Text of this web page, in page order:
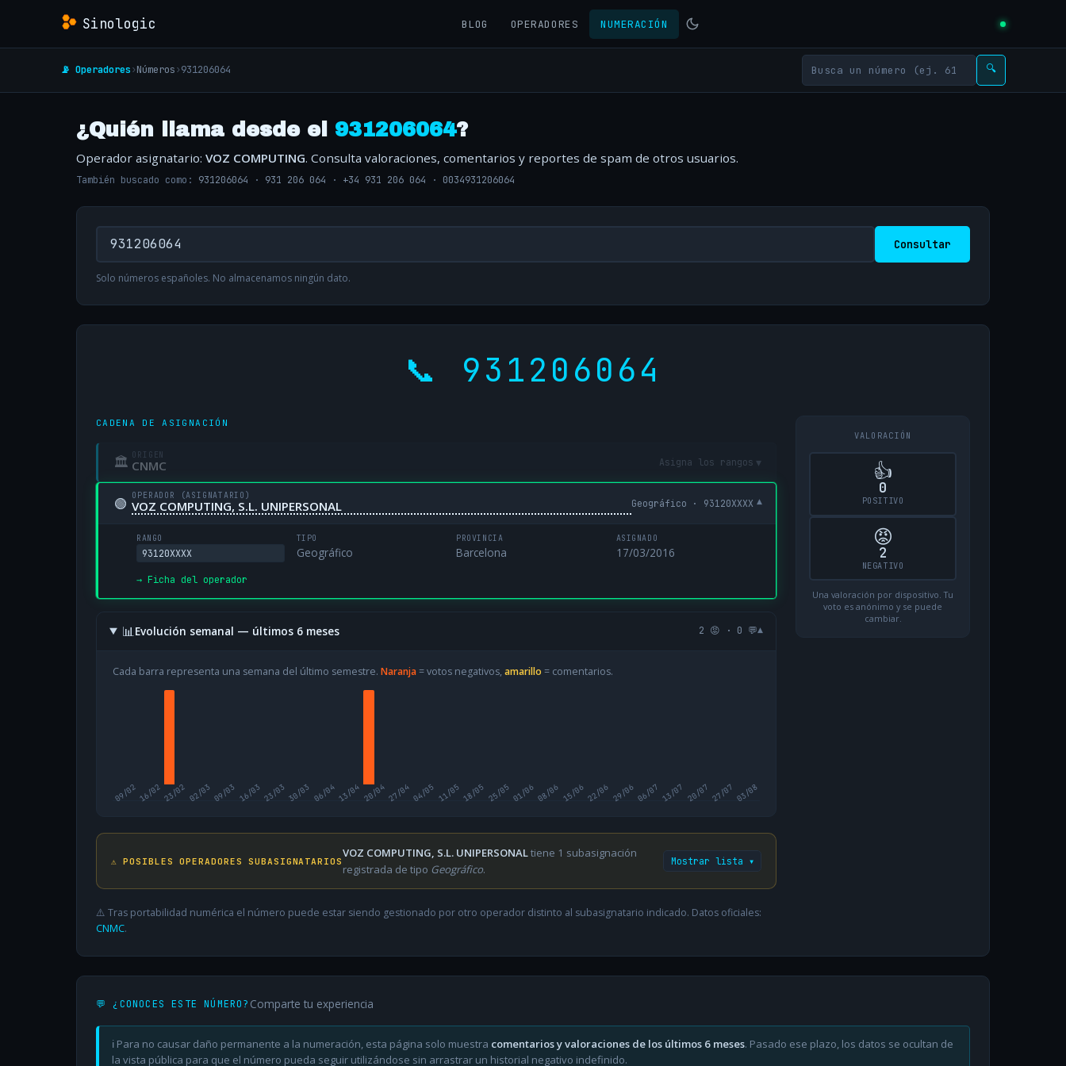
Sinologic BLOG OPERADORES NUMERACIÓN
📡 Operadores›Números›931206064 🔍
¿Quién llama desde el 931206064?
Operador asignatario: VOZ COMPUTING. Consulta valoraciones, comentarios y reportes de spam de otros usuarios.
También buscado como: 931206064 · 931 206 064 · +34 931 206 064 · 0034931206064
Consultar
Solo números españoles. No almacenamos ningún dato.
📞 931206064
CADENA DE ASIGNACIÓN
🏛 ORIGEN
CNMC Asigna los rangos ▾
🟢 OPERADOR (ASIGNATARIO)
VOZ COMPUTING, S.L. UNIPERSONAL Geográfico · 93120XXXX ▾
RANGO
93120XXXX
TIPO
Geográfico
PROVINCIA
Barcelona
ASIGNADO
17/03/2016
→ Ficha del operador
📊Evolución semanal — últimos 6 meses 2 😡 · 0 💬▾
Cada barra representa una semana del último semestre. Naranja= votos negativos, amarillo = comentarios.
09/0216/0223/02 02/03 09/03 16/03 23/03 30/03 06/0413/04 20/0427/0404/05 11/0518/05 25/0501/0608/06 15/0622/06 29/0606/07 13/07 20/07 27/07 03/08
⚠️ POSIBLES OPERADORES SUBASIGNATARIOS
VOZ COMPUTING, S.L. UNIPERSONALtiene 1 subasignación
registrada de tipo Geográfico.
Mostrar lista ▾
⚠️ Tras portabilidad numérica el número puede estar siendo gestionado por otro operador distinto al subasignatario indicado. Datos oficiales:
CNMC.
VALORACIÓN
👍
0
POSITIVO
😡
2
NEGATIVO
Una valoración por dispositivo. Tu
voto es anónimo y se puede
cambiar.
💬 ¿CONOCES ESTE NÚMERO? Comparte tu experiencia
ℹ️ Para no causar daño permanente a la numeración, esta página solo muestra comentarios y valoraciones de los últimos 6 meses. Pasado ese plazo, los datos se ocultan de
la vista pública para que el número pueda seguir utilizándose sin arrastrar un historial negativo indefinido.